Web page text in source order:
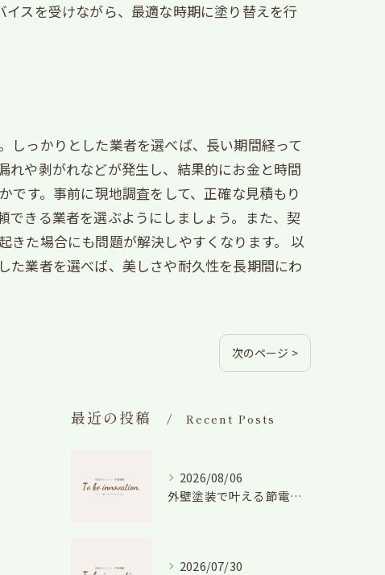
スを受けながら、最適な時期に塗り替えを行
しっかりとした業者を選べば、長い期間経って
れや剥がれなどが発生し、結果的にお金と時間
です。事前に現地調査をして、正確な見積もり
できる業者を選ぶようにしましょう。また、契
きた場合にも問題が解決しやすくなります。 以
た業者を選べば、美しさや耐久性を長期間にわ
次のページ >
最近の投稿 Recent Posts
2026/08/06
外壁塗装で叶える節電効果と愛知県の相場や色選びのポイントを徹底解説
2026/07/30